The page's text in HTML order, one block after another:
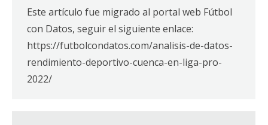
Este artículo fue migrado al portal web Fútbol
con Datos, seguir el siguiente enlace:
https://futbolcondatos.com/analisis-de-datos-
rendimiento-deportivo-cuenca-en-liga-pro-
2022/